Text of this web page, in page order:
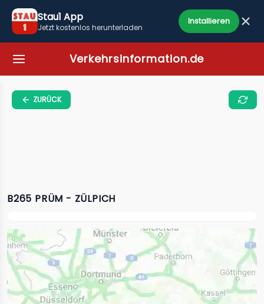
Stau1 App
Jetzt kostenlos herunterladen
Installieren
Verkehrsinformation.de
ZURÜCK
B265 PRÜM - ZÜLPICH